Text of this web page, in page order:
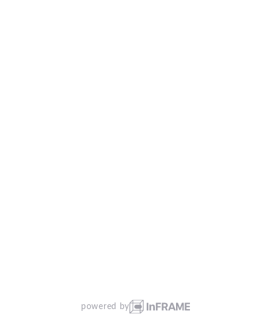
powered by